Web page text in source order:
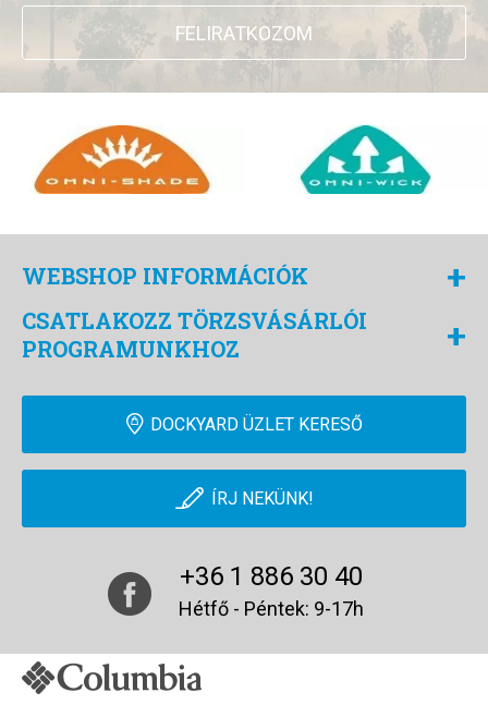
FELIRATKOZOM
WEBSHOP INFORMÁCIÓK +
CSATLAKOZZ TÖRZSVÁSÁRLÓI
PROGRAMUNKHOZ
+
DOCKYARD ÜZLET KERESŐ
+36 1 886 30 40
Hétfő - Péntek: 9-17h
ÍRJ NEKÜNK!